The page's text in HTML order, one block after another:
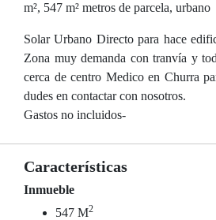
m², 547 m² metros de parcela, urbano
Solar Urbano Directo para hace
Zona muy demanda con tranvía y
cerca de centro Medico en Churra
dudes en contactar con nosotros.
Gastos no incluidos-
Características
Inmueble
547 M2